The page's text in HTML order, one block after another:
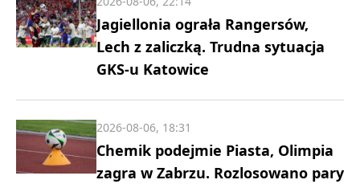
Jagiellonia ograła Rangersów,
Lech z zaliczką. Trudna sytuacja
GKS-u Katowice
Chemik podejmie Piasta, Olimpia
zagra w Zabrzu. Rozlosowano pary
2026-08-06, 18:31